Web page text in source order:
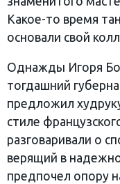
Какое-то время
основали свой
Однажды Игоря
тогдашний
предложил
стиле
разговаривали о
верящий в
предпочел опору